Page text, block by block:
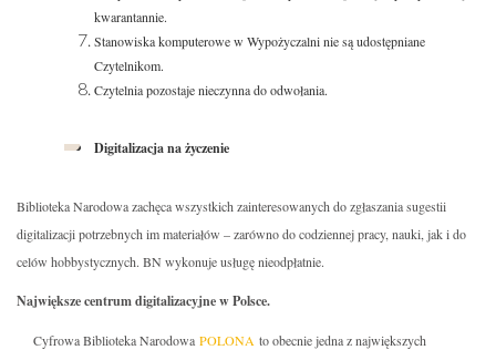
kwarantannie.
Stanowiska komputerowe w Wypożyczalni nie są udostępniane
Czytelnikom.
Czytelnia pozostaje nieczynna do odwołania.
Digitalizacja na życzenie
Biblioteka Narodowa zachęca wszystkich zainteresowanych do zgłaszania sugestii
digitalizacji potrzebnych im materiałów – zarówno do codziennej pracy, nauki, jak i do
celów hobbystycznych. BN wykonuje usługę nieodpłatnie.
Największe centrum digitalizacyjne w Polsce.
Cyfrowa Biblioteka Narodowa POLONA to obecnie jedna z największych